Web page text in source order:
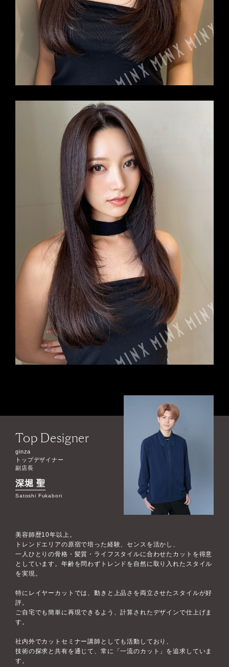
Top Designer
ginza
トップデザイナー
副店長
深堀 聖
Satoshi Fukabori
美容師歴10年以上。
トレンドエリアの原宿で培った経験、センスを活かし、
一人ひとりの骨格・髪質・ライフスタイルに合わせたカットを得意
としています。年齢を問わずトレンドを自然に取り入れたスタイル
を実現。
特にレイヤーカットでは、動きと上品さを両立させたスタイルが好
評。
ご自宅でも簡単に再現できるよう、計算されたデザインで仕上げま
す。
社内外でカットセミナー講師としても活動しており、
技術の探求と共有を通じて、常に「一流のカット」を追求していま
す。